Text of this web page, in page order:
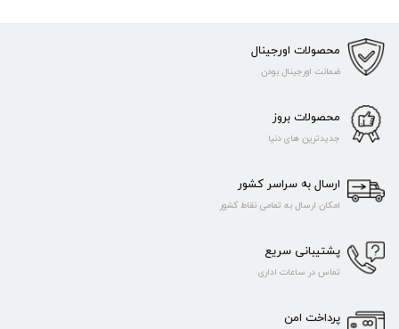
محصولات اورجینال
ضمانت اورجینال بودن
محصولات بروز
جدیدترین های دنیا
ارسال به سراسر کشور
امکان ارسال به تمامی نقاط کشور
پشتیبانی سریع
تماس در ساعات اداری
پرداخت امن